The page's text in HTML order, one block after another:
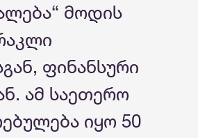
მოდის
ფინანსური
ამ საეთერო
იყო 50